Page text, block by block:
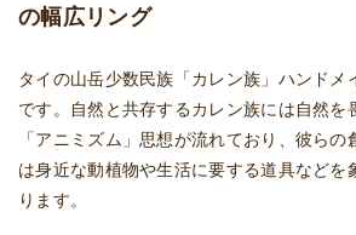
の幅広リング
タイの山岳少数民族「カレン族」ハンドメ
です。自然と共存するカレン族には自然を
「アニミズム」思想が流れており、彼ら
は身近な動植物や生活に要する道具などを
ります。